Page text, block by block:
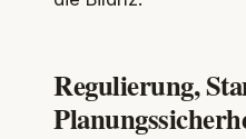
Regulierung,